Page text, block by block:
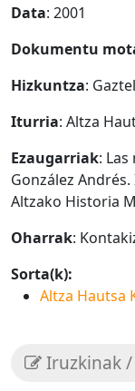
Data: 2001
Dokumentu
Hizkuntza:
Iturria: Altza
Ezaugarriak:
González
Altzako Historia
Oharrak:
Sorta(k):
Altza Hautsa
Iruzkinak